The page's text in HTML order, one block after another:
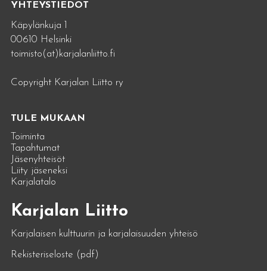
YHTEYSTIEDOT
Käpylänkuja 1
00610 Helsinki
toimisto(at)karjalanliitto.fi
Copyright Karjalan Liitto ry
TULE MUKAAN
Toiminta
Tapahtumat
Jäsenyhteisöt
Liity jäseneksi
Karjalatalo
Karjalan Liitto
Karjalaisen kulttuurin ja karjalaisuuden yhteisö
Rekisteriseloste (pdf)